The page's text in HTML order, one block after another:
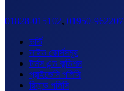
01828-015102, 01950-962207
ভর্তি
লাইভ কোর্সসমূহ
টার্মস এন্ড কন্ডিশন
প্রাইভেসি পলিসি
রিফান্ড পলিসি